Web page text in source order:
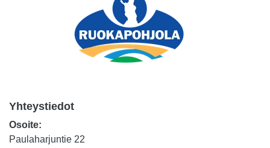
Yhteystiedot
Osoite:
Paulaharjuntie 22